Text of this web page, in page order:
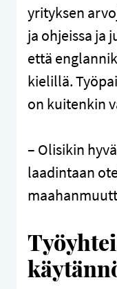
yrityksen
ja ohjeissa ja
että
kielillä.
on kuitenkin
– Olisikin
laadintaan